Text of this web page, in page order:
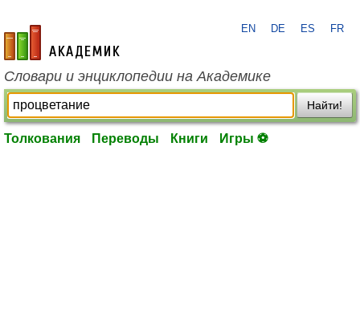
academic.ru
EN DE ES FR
Словари и энциклопедии на Академике
Найти!
Толкования Переводы Книги Игры ⚽